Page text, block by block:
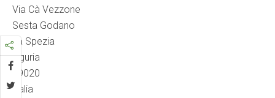
Via Cà Vezzone
Sesta Godano
La Spezia
Liguria
19020
Italia